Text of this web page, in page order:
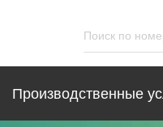
Производственные